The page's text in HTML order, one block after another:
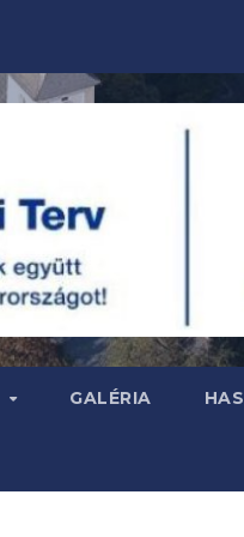
GALÉRIA